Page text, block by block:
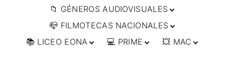
📇 DIRECTORES (F-L)
📇 DIRECTORES (L-
W)
📁 GÉNEROS AUDIOVISUALES
🔴ANIMACIÓN
🔴ARTES MARCIALES
📪 FILMOTECAS NACIONALES
🌍 AFRICA
📚 LICEO EONA 💻 PRIME 💥 MAC